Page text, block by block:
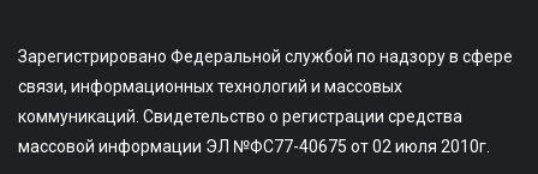
Зарегистрировано Федеральной службой по надзору в сфере
связи, информационных технологий и массовых
коммуникаций. Свидетельство о регистрации средства
массовой информации ЭЛ №ФС77-40675 от 02 июля 2010г.